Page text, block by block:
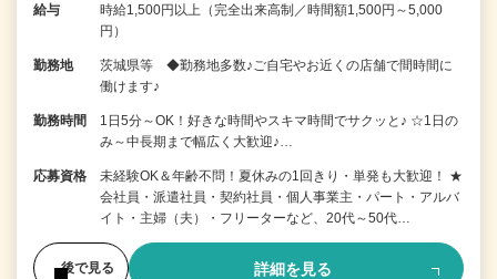
給与
時給1,500円以上（完全出来高制／時間額1,500円～5,000
円）
勤務地
茨城県等 ◆勤務地多数♪ご自宅やお近くの店舗で間時間に
働けます♪
勤務時間
1日5分～OK！好きな時間やスキマ時間でサクッと♪ ☆1日の
み～中長期まで幅広く大歓迎♪…
応募資格
未経験OK＆年齢不問！夏休みの1回きり・単発も大歓迎！ ★
会社員・派遣社員・契約社員・個人事業主・パート・アルバ
イト・主婦（夫）・フリーターなど、20代～50代…
後で見る 詳細を見る